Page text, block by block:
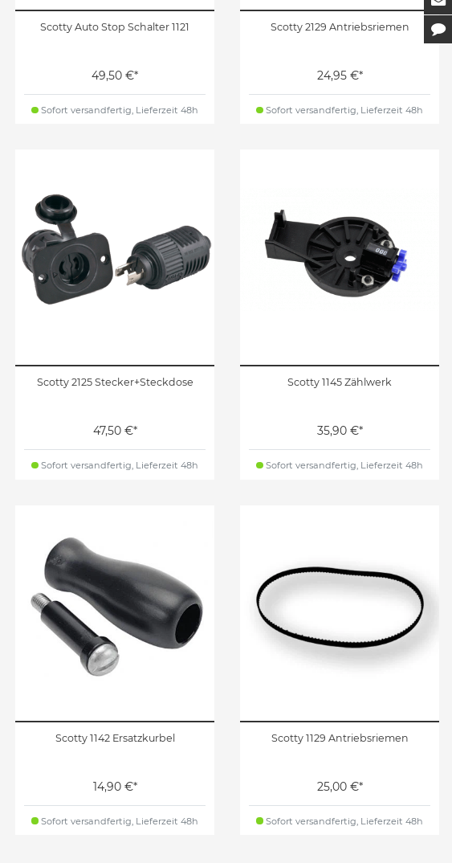
Scotty Auto Stop Schalter 1121
49,50 €*
Sofort versandfertig, Lieferzeit 48h
Scotty 2129 Antriebsriemen
24,95 €*
Sofort versandfertig, Lieferzeit 48h
Scotty 2125 Stecker+Steckdose
47,50 €*
Sofort versandfertig, Lieferzeit 48h
Scotty 1145 Zählwerk
35,90 €*
Sofort versandfertig, Lieferzeit 48h
Scotty 1142 Ersatzkurbel
14,90 €*
Sofort versandfertig, Lieferzeit 48h
Scotty 1129 Antriebsriemen
25,00 €*
Sofort versandfertig, Lieferzeit 48h